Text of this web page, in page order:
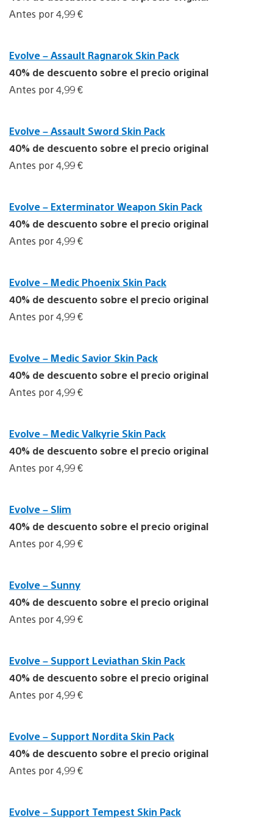
Antes por 4,99 €
Evolve – Assault Ragnarok Skin Pack
40% de descuento sobre el precio original
Antes por 4,99 €
Evolve – Assault Sword Skin Pack
40% de descuento sobre el precio original
Antes por 4,99 €
Evolve – Exterminator Weapon Skin Pack
40% de descuento sobre el precio original
Antes por 4,99 €
Evolve – Medic Phoenix Skin Pack
40% de descuento sobre el precio original
Antes por 4,99 €
Evolve – Medic Savior Skin Pack
40% de descuento sobre el precio original
Antes por 4,99 €
Evolve – Medic Valkyrie Skin Pack
40% de descuento sobre el precio original
Antes por 4,99 €
Evolve – Slim
40% de descuento sobre el precio original
Antes por 4,99 €
Evolve – Sunny
40% de descuento sobre el precio original
Antes por 4,99 €
Evolve – Support Leviathan Skin Pack
40% de descuento sobre el precio original
Antes por 4,99 €
Evolve – Support Nordita Skin Pack
40% de descuento sobre el precio original
Antes por 4,99 €
Evolve – Support Tempest Skin Pack